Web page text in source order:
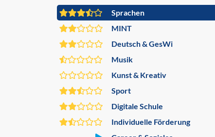
Sprachen
MINT
Deutsch & GesWi
Musik
Kunst & Kreativ
Sport
Digitale Schule
Individuelle Förderung